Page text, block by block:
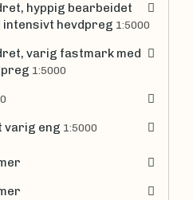
hyppig bearbeidet
intensivt hevdpreg 1:5000
varig fastmark med
1:5000
varig eng 1:5000